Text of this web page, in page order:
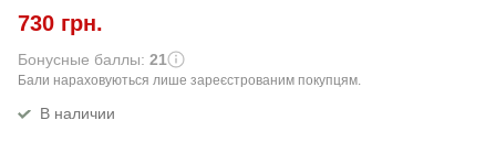
730 грн.
Бонусные баллы: 21
Бали нараховуються лише зареєстрованим покупцям.
В наличии